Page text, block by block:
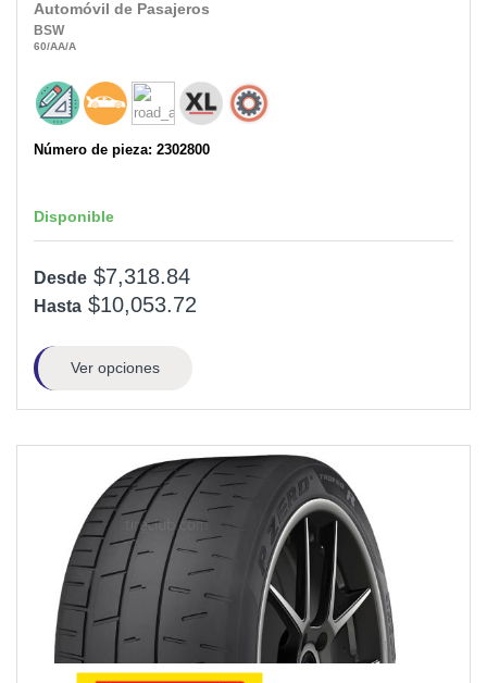
Automóvil de Pasajeros
BSW
60/AA/A
Número de pieza: 2302800
Disponible
Desde $7,318.84
Hasta $10,053.72
Ver opciones